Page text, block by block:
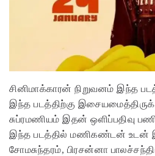
சினிமாக்காரன் நிறுவனம் இந்த
இந்த படத்திற்கு
சுப்ரமணியம் இதன் ஒளிப்பதிவு
இந்த படத்தில் மணிகண்டன் உடன்
சோமசுந்தரம், பிரசன்னா